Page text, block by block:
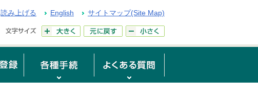
読み上げる English サイトマップ(Site Map)